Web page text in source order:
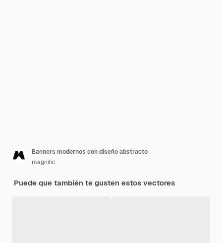
Banners modernos con diseño abstracto
magnific
Puede que también te gusten estos vectores